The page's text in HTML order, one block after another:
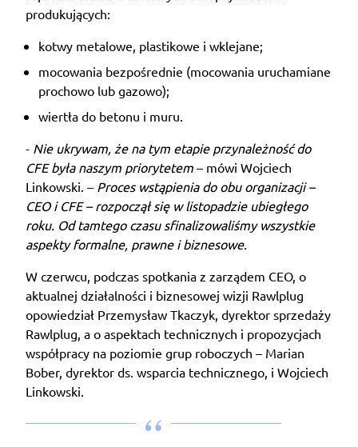
produkujących:
kotwy metalowe, plastikowe i wklejane;
mocowania bezpośrednie (mocowania uruchamiane
prochowo lub gazowo);
wiertła do betonu i muru.
- Nie ukrywam, że na tym etapie przynależność do
CFE była naszym priorytetem – mówi Wojciech
Linkowski. – Proces wstąpienia do obu organizacji –
CEO i CFE – rozpoczął się w listopadzie ubiegłego
roku. Od tamtego czasu sfinalizowaliśmy wszystkie
aspekty formalne, prawne i biznesowe.
W czerwcu, podczas spotkania z zarządem CEO, o
aktualnej działalności i biznesowej wizji Rawlplug
opowiedział Przemysław Tkaczyk, dyrektor sprzedaży
Rawlplug, a o aspektach technicznych i propozycjach
współpracy na poziomie grup roboczych – Marian
Bober, dyrektor ds. wsparcia technicznego, i Wojciech
Linkowski.